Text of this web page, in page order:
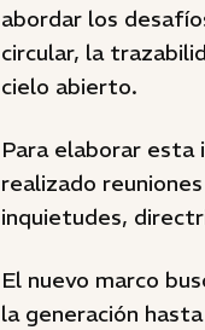
abordar los
circular, la
cielo abierto.
Para elaborar esta
realizado
inquietudes,
El nuevo marco
la generación